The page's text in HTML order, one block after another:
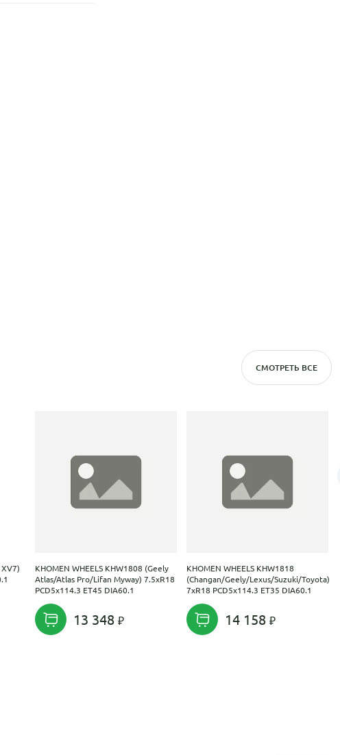
СМОТРЕТЬ ВСЕ
KHOMEN WHEELS KHW1808 (Geely
Atlas/Atlas Pro/Lifan Myway) 7.5xR18
PCD5x114.3 ET45 DIA60.1
13 348
KHOMEN WHEELS KHW1818
(Changan/Geely/Lexus/Suzuki/Toyota)
7xR18 PCD5x114.3 ET35 DIA60.1
14 158